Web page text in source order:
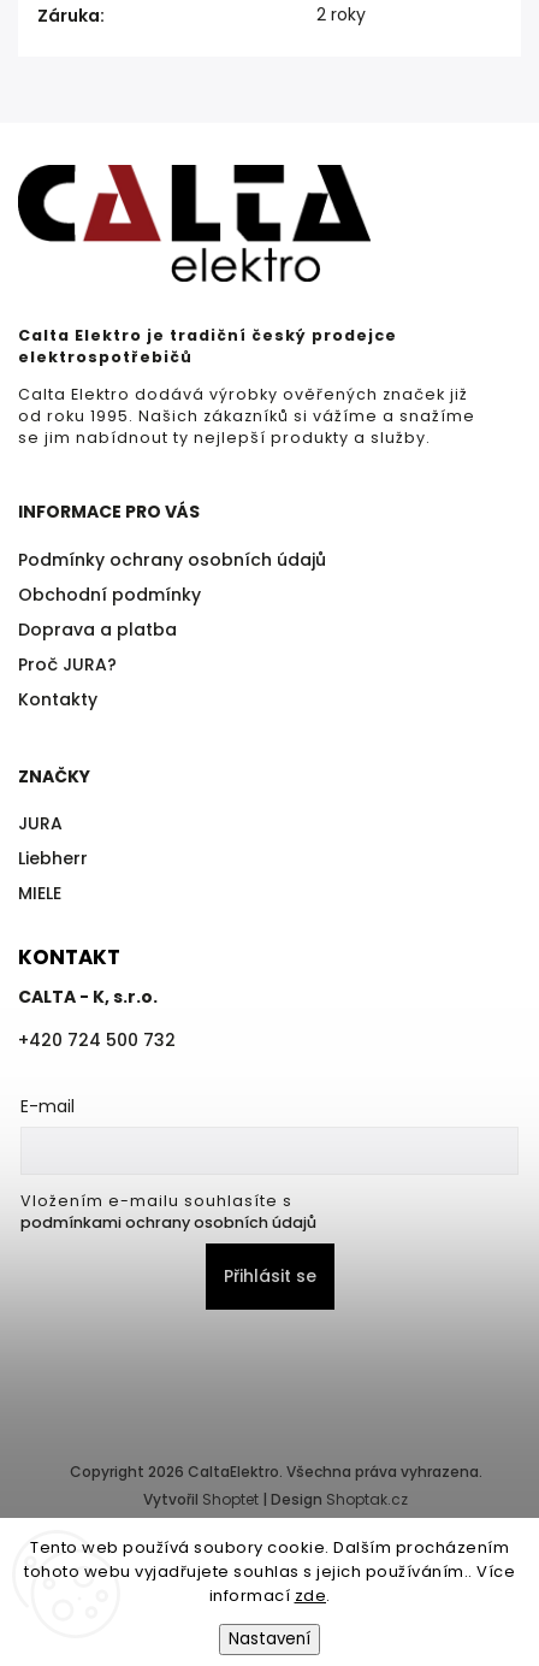
Tento web používá soubory cookie. Dalším procházením
tohoto webu vyjadřujete souhlas s jejich používáním.. Více
informací zde.
Nastavení
Záruka: 2 roky
Calta Elektro je tradiční český prodejce
elektrospotřebičů
Calta Elektro dodává výrobky ověřených značek již
od roku 1995. Našich zákazníků si vážíme a snažíme
se jim nabídnout ty nejlepší produkty a služby.
INFORMACE PRO VÁS
Podmínky ochrany osobních údajů
Obchodní podmínky
Doprava a platba
Proč JURA?
Kontakty
ZNAČKY
JURA
Liebherr
MIELE
KONTAKT
CALTA - K, s.r.o.
+420 724 500 732
E-mail
Vložením e-mailu souhlasíte s
podmínkami ochrany osobních údajů
Přihlásit se
Copyright 2026 CaltaElektro. Všechna práva vyhrazena.
Vytvořil Shoptet | Design Shoptak.cz
Provozovatel e-shopu: CALTA - K, s.r.o., IČ: 25155822, Pernerova
10/32, Karlín, 186 00 Praha.
Společnost je zapsána v obchodním rejstříku vedeném Městským
soudem v Praze - oddíl C, vložka 87218.